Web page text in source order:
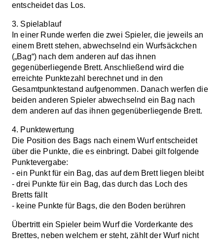
entscheidet das Los.
3. Spielablauf
In einer Runde werfen die zwei Spieler, die jeweils an
einem Brett stehen, abwechselnd ein Wurfsäckchen
(„Bag“) nach dem anderen auf das ihnen
gegenüberliegende Brett. Anschließend wird die
erreichte Punktezahl berechnet und in den
Gesamtpunktestand aufgenommen. Danach werfen die
beiden anderen Spieler abwechselnd ein Bag nach
dem anderen auf das ihnen gegenüberliegende Brett.
4. Punktewertung
Die Position des Bags nach einem Wurf entscheidet
über die Punkte, die es einbringt. Dabei gilt folgende
Punktevergabe:
- ein Punkt für ein Bag, das auf dem Brett liegen bleibt
- drei Punkte für ein Bag, das durch das Loch des
Bretts fällt
- keine Punkte für Bags, die den Boden berühren
Übertritt ein Spieler beim Wurf die Vorderkante des
Brettes, neben welchem er steht, zählt der Wurf nicht